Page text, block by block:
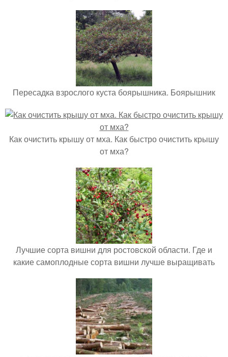
Пересадка взрослого куста боярышника. Боярышник
Как очистить крышу от мха. Как быстро очистить крышу
от мха?
Лучшие сорта вишни для ростовской области. Где и
какие самоплодные сорта вишни лучше выращивать